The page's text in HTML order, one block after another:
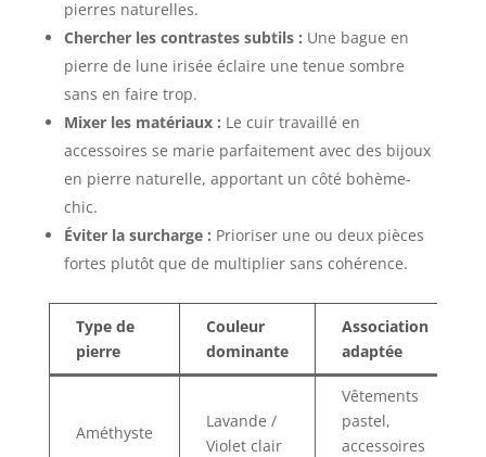
pierres naturelles.
Chercher les contrastes subtils : Une bague en
pierre de lune irisée éclaire une tenue sombre
sans en faire trop.
Mixer les matériaux : Le cuir travaillé en
accessoires se marie parfaitement avec des bijoux
en pierre naturelle, apportant un côté bohème-
chic.
Éviter la surcharge : Prioriser une ou deux pièces
fortes plutôt que de multiplier sans cohérence.
Type de
pierre
Couleur
dominante
Association
adaptée
Améthyste
Lavande /
Violet clair
Vêtements
pastel,
accessoires